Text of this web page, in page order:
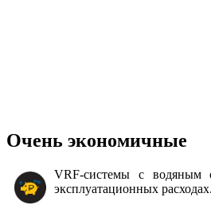
Очень экономичные
VRF-системы с водяным
эксплуатационных